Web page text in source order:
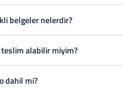
belgeler nelerdir?
teslim alabilir miyim?
dahil mi?